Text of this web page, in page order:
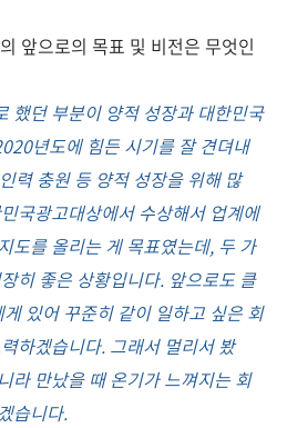
앞으로의 목표 및 비전은 무엇인
했던 부분이 양적 성장과 대한민국
년도에 힘든 시기를 잘 견뎌내
력 충원 등 양적 성장을 위해 많
국광고대상에서 수상해서 업계에
도를 올리는 게 목표였는데, 두 가
히 좋은 상황입니다. 앞으로도 클
있어 꾸준히 같이 일하고 싶은 회
하겠습니다. 그래서 멀리서 봤
라 만났을 때 온기가 느껴지는 회
습니다.